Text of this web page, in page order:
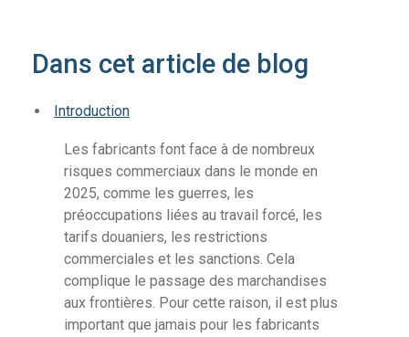
Dans cet article de blog
Introduction
Les fabricants font face à de nombreux
risques commerciaux dans le monde en
2025, comme les guerres, les
préoccupations liées au travail forcé, les
tarifs douaniers, les restrictions
commerciales et les sanctions. Cela
complique le passage des marchandises
aux frontières. Pour cette raison, il est plus
important que jamais pour les fabricants